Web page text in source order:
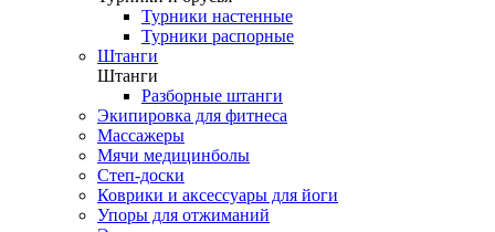
Турники настенные
Турники распорные
Штанги
Штанги
Разборные штанги
Экипировка для фитнеса
Массажеры
Мячи медицинболы
Степ-доски
Коврики и аксессуары для йоги
Упоры для отжиманий